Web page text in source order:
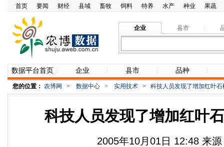
首页 要闻 财经 县域 畜牧 饲料 特养 水产 种业 果蔬
企业 县市
数据平台首页 企业 县市 品种
您的位置： 农博网 > 数据中心 > 实用技术 > 科技人员发现了增加红叶
科技人员发现了增加红叶
2005年10月01日 12:48 来